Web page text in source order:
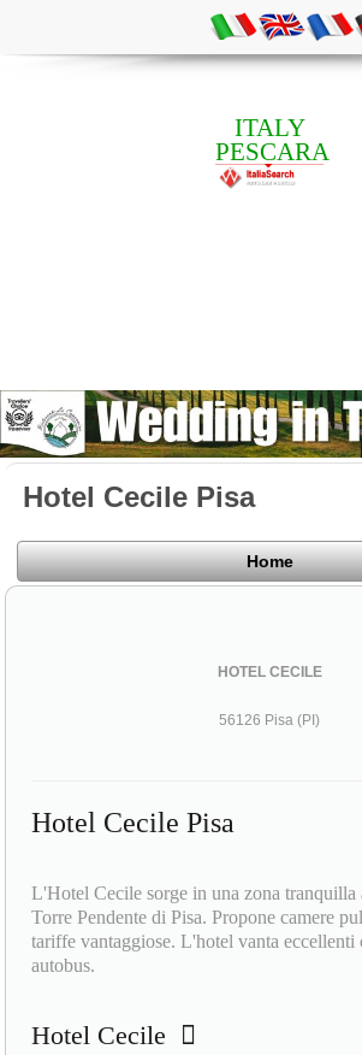
ITALY
PESCARA
Hotel Cecile Pisa
Home
HOTEL CECILE
56126 Pisa (PI)
Hotel Cecile Pisa
L'Hotel Cecile sorge in una zona tranquilla
Torre Pendente di Pisa. Propone camere
tariffe vantaggiose. L'hotel vanta eccellenti
autobus.
Hotel Cecile